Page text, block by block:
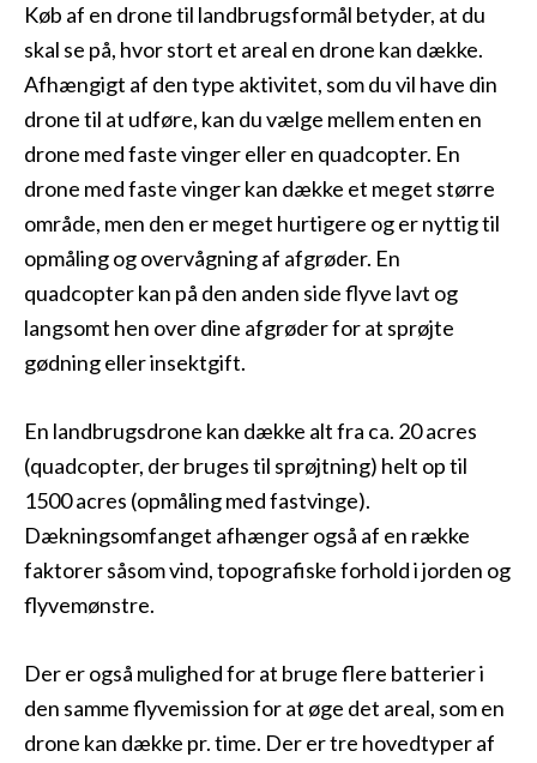
Køb af en drone til landbrugsformål betyder, at du
skal se på, hvor stort et areal en drone kan dække.
Afhængigt af den type aktivitet, som du vil have din
drone til at udføre, kan du vælge mellem enten en
drone med faste vinger eller en quadcopter. En
drone med faste vinger kan dække et meget større
område, men den er meget hurtigere og er nyttig til
opmåling og overvågning af afgrøder. En
quadcopter kan på den anden side flyve lavt og
langsomt hen over dine afgrøder for at sprøjte
gødning eller insektgift.
En landbrugsdrone kan dække alt fra ca. 20 acres
(quadcopter, der bruges til sprøjtning) helt op til
1500 acres (opmåling med fastvinge).
Dækningsomfanget afhænger også af en række
faktorer såsom vind, topografiske forhold i jorden og
flyvemønstre.
Der er også mulighed for at bruge flere batterier i
den samme flyvemission for at øge det areal, som en
drone kan dække pr. time. Der er tre hovedtyper af